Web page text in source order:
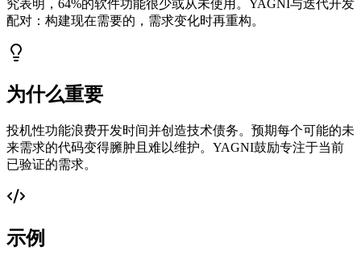
究表明，64%的软件功能很少或从未使用。YAGNI与迭代开发
配对：构建现在需要的，需求变化时再重构。
为什么重要
投机性功能浪费开发时间并创造技术债务。预期每个可能的未
来需求的代码变得臃肿且难以维护。YAGNI鼓励专注于当前
已验证的需求。
示例